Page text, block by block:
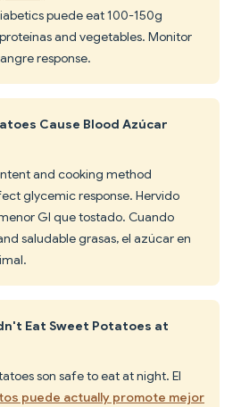
puede eat 100-150g
and vegetables. Monitor
response.
Cause Blood Azúcar
and cooking method
glycemic response. Hervido
GI que tostado. Cuando
saludable grasas, el azúcar en
Eat Sweet Potatoes at
son safe to eat at night. El
puede actually promote mejor